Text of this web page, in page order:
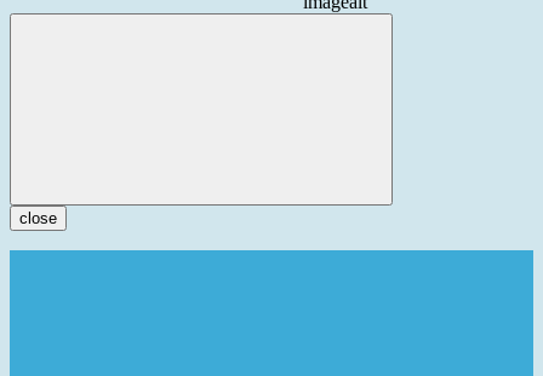
close